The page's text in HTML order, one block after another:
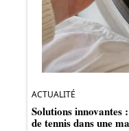
ACTUALITÉ
Solutions
de tennis dans une